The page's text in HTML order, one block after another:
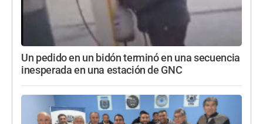
Un pedido en un bidón terminó en una secuencia
inesperada en una estación de GNC